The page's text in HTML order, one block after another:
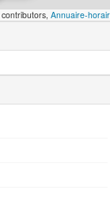
contributors, Annuaire-